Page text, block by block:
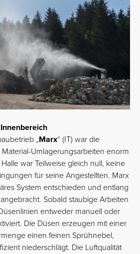
„Marx“ (IT) war die
Umlagerungsarbeiten enorm
war Teilweise gleich null, keine
für seine Angestellten. Marx
System entschieden und entlang
Sobald staubige Arbeiten
entweder manuell oder
Die Düsen erzeugen mit einer
einen feinen Sprühnebel,
niederschlägt. Die Luftqualität